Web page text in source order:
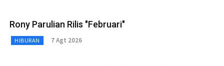
Rony Parulian Rilis "Februari"
HIBURAN 7 Agt 2026